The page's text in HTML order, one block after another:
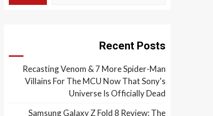
Recent Posts
Recasting Venom & 7 More Spider-Man
Villains For The MCU Now That Sony's
Universe Is Officially Dead
Samsung Galaxy Z Fold 8 Review: The